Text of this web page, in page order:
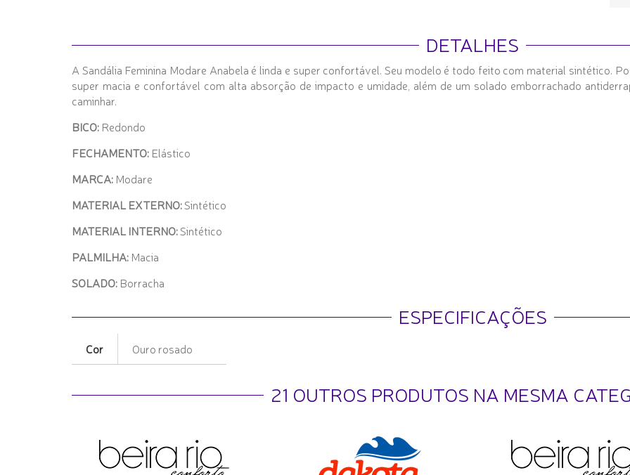
DETALHES
A Sandália Feminina Modare Anabela é linda e super confortável. Seu modelo é todo feito com material sintético.
super macia e confortável com alta absorção de impacto e umidade, além de um solado emborrachado
caminhar.
BICO: Redondo
FECHAMENTO: Elástico
MARCA: Modare
MATERIAL EXTERNO:Sintético
MATERIAL INTERNO:Sintético
PALMILHA: Macia
SOLADO: Borracha
ESPECIFICAÇÕES
Cor Ouro rosado
21 OUTROS PRODUTOS NA MESMA